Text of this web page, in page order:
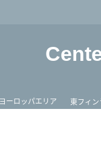
大学
ヨーロッパエリア 東フィ